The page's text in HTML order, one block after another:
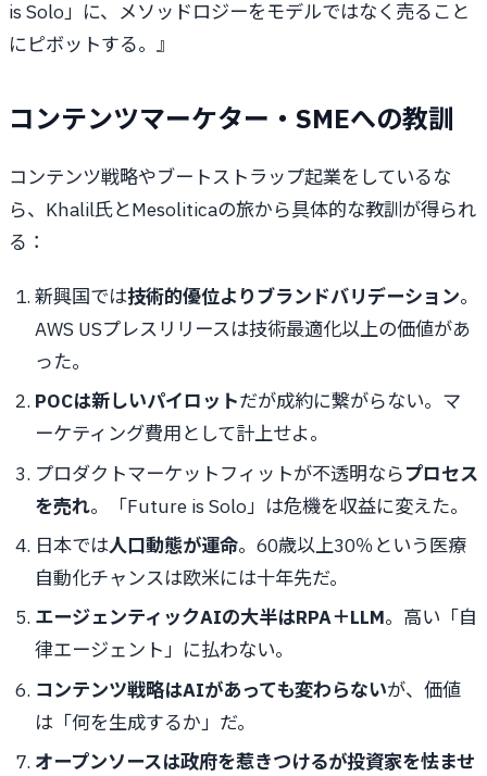
is Solo」に、メソッドロジーをモデルではなく売ること
にピボットする。』
コンテンツマーケター・SMEへの教訓
コンテンツ戦略やブートストラップ起業をしているな
ら、Khalil氏とMesoliticaの旅から具体的な教訓が得られ
る：
新興国では技術的優位よりブランドバリデーション。
AWS USプレスリリースは技術最適化以上の価値があ
った。
POCは新しいパイロットだが成約に繋がらない。マ
ーケティング費用として計上せよ。
プロダクトマーケットフィットが不透明ならプロセス
を売れ。「Future is Solo」は危機を収益に変えた。
日本では人口動態が運命。60歳以上30％という医療
自動化チャンスは欧米には十年先だ。
エージェンティックAIの大半はRPA＋LLM。高い「自
律エージェント」に払わない。
コンテンツ戦略はAIがあっても変わらないが、価値
は「何を生成するか」だ。
オープンソースは政府を惹きつけるが投資家を怯ませ